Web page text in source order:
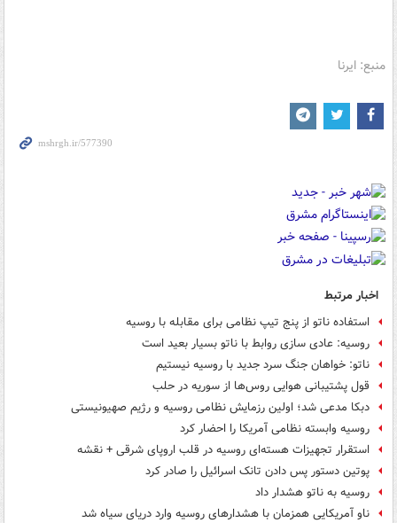
منبع: ایرنا
اخبار مرتبط
استفاده ناتو از پنج تیپ نظامی برای مقابله با روسیه
روسیه: عادی سازی روابط با ناتو بسیار بعید است
ناتو: خواهان جنگ سرد جدید با روسیه نیستیم
قول پشتیبانی هوایی روس‌ها از سوریه در حلب
دبکا مدعی شد؛ اولین رزمایش نظامی روسیه و رژیم صهیونیستی
روسیه وابسته نظامی آمریکا را احضار کرد
استقرار تجهیزات هسته‌ای روسیه در قلب اروپای شرقی + نقشه
پوتین دستور پس دادن تانک اسرائیل را صادر کرد
روسیه به ناتو هشدار داد
ناو آمریکایی همزمان با هشدارهای روسیه وارد دریای سیاه شد